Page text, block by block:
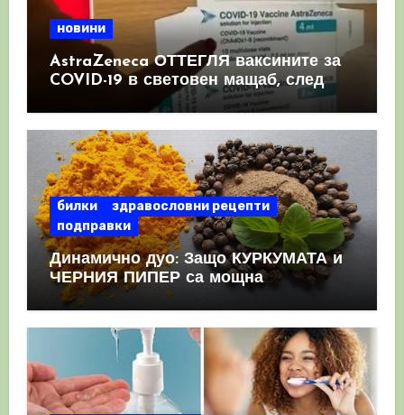
новини
AstraZeneca ОТТЕГЛЯ ваксините за
COVID-19 в световен мащаб, след
като призна, че те причиняват
КРЪВНИ съсиреци
билки
здравословни рецепти
подправки
Динамично дуо: Защо КУРКУМАТА и
ЧЕРНИЯ ПИПЕР са мощна
комбинация